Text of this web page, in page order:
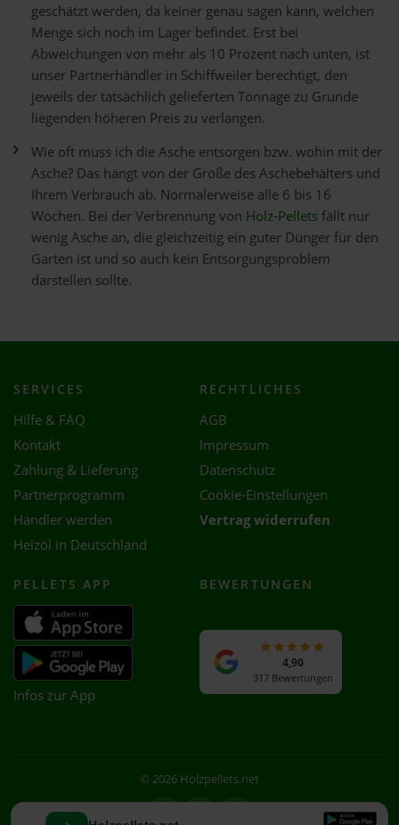
geschätzt werden, da keiner genau sagen kann, welchen
Menge sich noch im Lager befindet. Erst bei
Abweichungen von mehr als 10 Prozent nach unten, ist
unser Partnerhändler in Schiffweiler berechtigt, den
jeweils der tatsächlich gelieferten Tonnage zu Grunde
liegenden höheren Preis zu verlangen.
Wie oft muss ich die Asche entsorgen bzw. wohin mit der
Asche? Das hängt von der Größe des Aschebehälters und
Ihrem Verbrauch ab. Normalerweise alle 6 bis 16
Wochen. Bei der Verbrennung von Holz-Pelletsfällt nur
wenig Asche an, die gleichzeitig ein guter Dünger für den
Garten ist und so auch kein Entsorgungsproblem
darstellen sollte.
SERVICES
Hilfe & FAQ
Kontakt
Zahlung & Lieferung
Partnerprogramm
Händler werden
Heizöl in Deutschland
RECHTLICHES
AGB
Impressum
Datenschutz
Cookie-Einstellungen
Vertrag widerrufen
PELLETS APP
Infos zur App
BEWERTUNGEN
4,90
317 Bewertungen
© 2026 Holzpellets.net
Facebook